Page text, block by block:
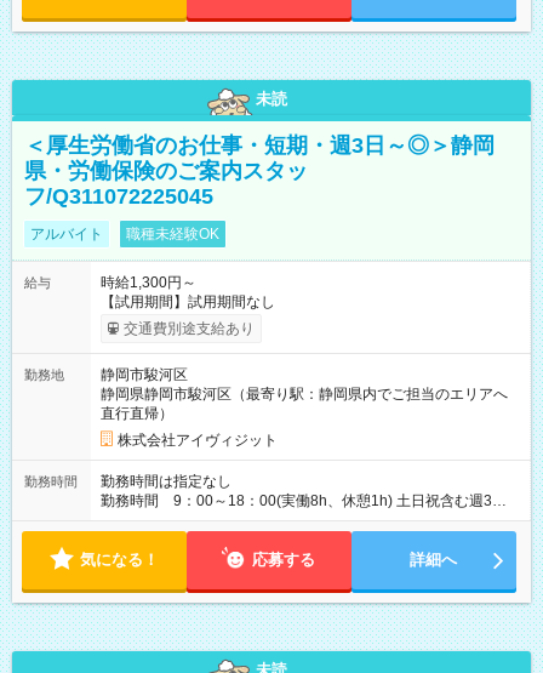
未読
＜厚生労働省のお仕事・短期・週3日～◎＞静岡
県・労働保険のご案内スタッ
フ/Q311072225045
アルバイト 職種未経験OK
給与
時給1,300円～
【試用期間】試用期間なし
交通費別途支給あり
勤務地
静岡市駿河区
静岡県静岡市駿河区（最寄り駅：静岡県内でご担当のエリアへ
直行直帰）
株式会社アイヴィジット
勤務時間
勤務時間は指定なし
勤務時間 9：00～18：00(実働8h、休憩1h) 土日祝含む週3日
～OK、シフト制 ※もちろん週5日勤務もOK♪ 勤務期間：2026
気になる！ 応募する 詳細へ